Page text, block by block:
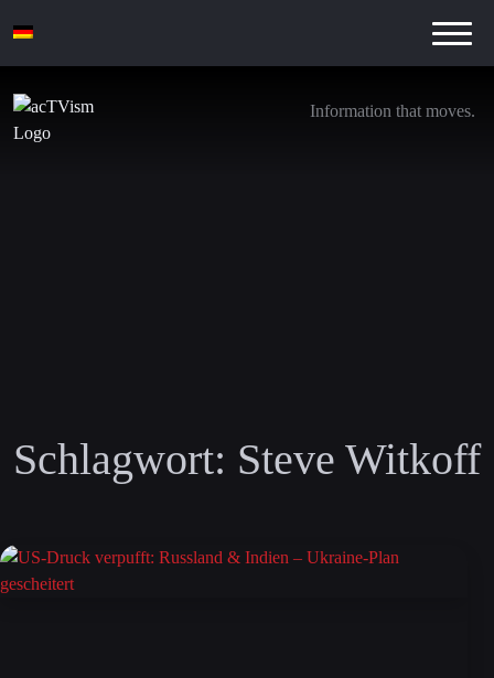
Information that moves.
Schlagwort: Steve Witkoff